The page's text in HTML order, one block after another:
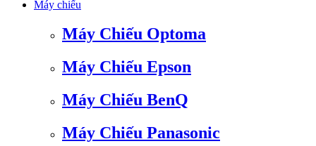
Máy chiếu
Máy Chiếu Optoma
Máy Chiếu Epson
Máy Chiếu BenQ
Máy Chiếu Panasonic